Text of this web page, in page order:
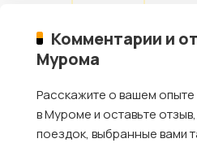
Комментарии и
Мурома
Расскажите о вашем опыте
в Муроме и оставьте
поездок, выбранные вами